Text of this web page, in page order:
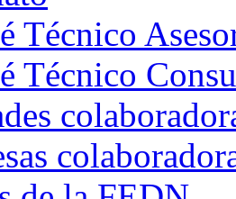
Técnico
Técnico